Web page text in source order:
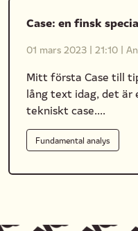
Case: en finsk
01 mars 2023 | 21:10 |
Mitt första Case till
lång text idag, det
tekniskt case....
Fundamental analys